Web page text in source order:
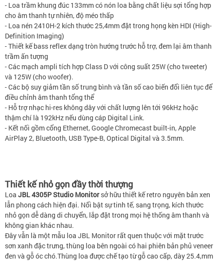
- Loa trầm khung đúc 133mm có nón loa bằng chất liệu sợi tổng hợp
cho âm thanh tự nhiên, độ méo thấp
- Loa nén 2410H-2 kích thước 25,4mm đặt trong họng kèn HDI (High-
Definition Imaging)
- Thiết kế bass reflex dạng tròn hướng trước hỗ trợ, đem lại âm thanh
trầm ấn tượng
- Các mạch ampli tích hợp Class D với công suất 25W (cho tweeter)
và 125W (cho woofer).
- Các bộ suy giảm tần số trung bình và tần số cao biến đổi liên tục để
điều chỉnh âm thanh tổng thể
- Hỗ trợ nhạc hi-res không dây với chất lượng lên tới 96kHz hoặc
thậm chí là 192kHz nếu dùng cáp Digital Link.
- Kết nối gồm cổng Ethernet, Google Chromecast built-in, Apple
AirPlay 2, Bluetooth, USB Type-B, Optical Digital và 3.5mm.
Thiết kế nhỏ gọn đầy thời thượng
Loa JBL 4305P Studio Monitorsở hữu thiết kế retro nguyên bản xen
lẫn phong cách hiện đại. Nổi bật sự tinh tế, sang trọng, kích thước
nhỏ gọn dễ dàng di chuyển, lắp đặt trong mọi hệ thống âm thanh và
không gian khác nhau.
Đây vẫn là một mẫu loa JBL Monitor rất quen thuộc với mặt trước
sơn xanh đặc trưng, thùng loa bên ngoài có hai phiên bản phủ veneer
đen và gỗ óc chó.Thùng loa được chế tạo từ gỗ cao cấp, dày 25.4,mm